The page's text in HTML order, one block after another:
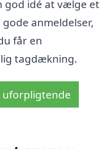
god idé at vælge et
anmeldelser,
får en
tagdækning.
uforpligtende